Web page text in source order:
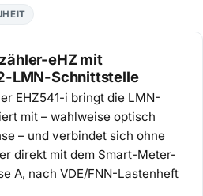
eHZ mit
LMN-Schnittstelle
EHZ541-i bringt die LMN-
mit – wahlweise optisch
– und verbindet sich ohne
direkt mit dem Smart-Meter-
A, nach VDE/FNN-Lastenheft